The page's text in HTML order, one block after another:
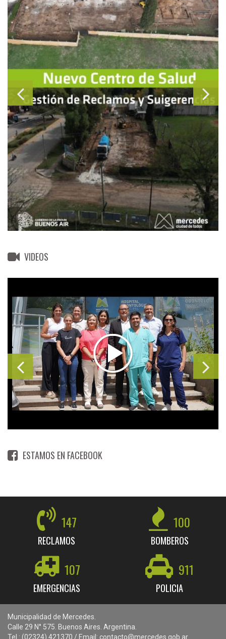
VIDEOS
ESTAMOS EN FACEBOOK
147
RECLAMOS
100
BOMBEROS
107
EMERGENCIAS
911
POLICIA
Municipalidad de Mercedes.
Calle 29 N° 575. Buenos Aires. Argentina.
Tel.: (02324) 421370 / Email: contacto@mercedes.gob.ar